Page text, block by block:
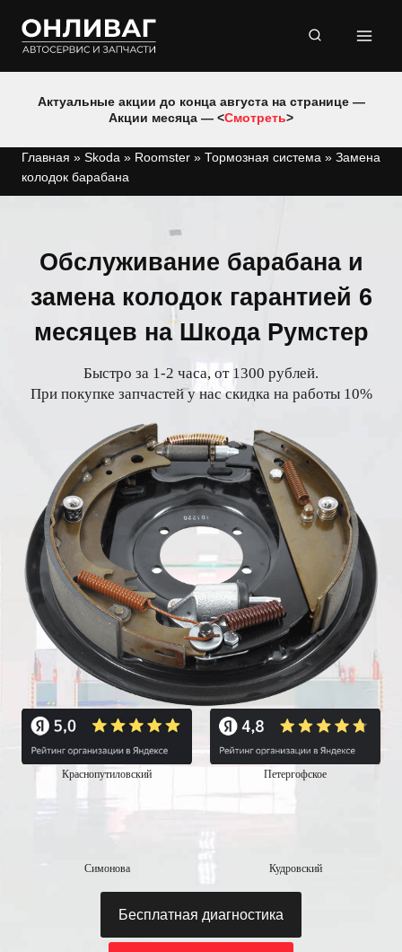
содержимому
Актуальные акции до конца августа на странице —
Акции месяца — <Смотреть>
Главная » Skoda » Roomster » Тормозная система » Замена
колодок барабана
Обслуживание барабана и
замена колодок гарантией 6
месяцев на Шкода Румстер
Быстро за 1-2 часа, от 1300 рублей.
При покупке запчастей у нас скидка на работы 10%
Краснопутиловский Петергофское
Симонова Кудровский
Бесплатная диагностика